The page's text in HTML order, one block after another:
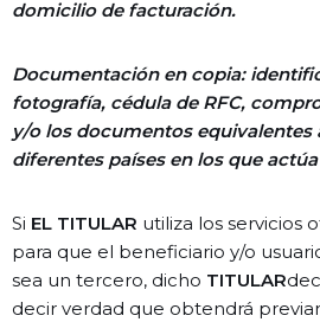
domicilio de facturación.
Documentación en copia:
fotografía, cédula de RFC,
y/o los documentos equivalentes
diferentes países en los que actúa
Si EL TITULAR utiliza los servicios
para que el beneficiario y/o
sea un tercero, dicho TITULAR
decir verdad que obtendrá